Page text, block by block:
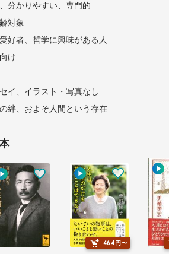
分かりやすい、専門的
対象
好者、哲学に興味がある人
け
イ、イラスト・写真なし
絆、およそ人間という存在
464円〜